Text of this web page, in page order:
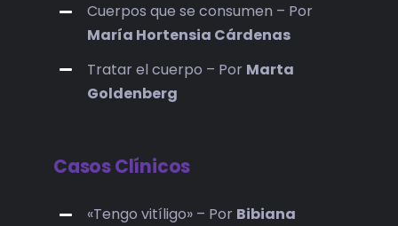
Cuerpos que se consumen – Por
María Hortensia Cárdenas
Tratar el cuerpo – Por Marta
Goldenberg
Casos Clínicos
«Tengo vitíligo» – Por Bibiana